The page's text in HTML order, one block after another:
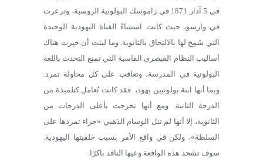
في 5 آذار 1871 في زاموسك البولونية الروسية، وترعرت
في وارسو، حيث كانت استثناءً الفتاة اليهودية الوحيدة
التي سُمِح لها بالالتحاق بالثانوية. وما لبثت أن خبِرت هناك
أساليب النظام القيصري القاسية التي تمنع التحدث باللغة
البولونية في المدرسة، وتعاقب على كل محاولة تمرد.
وبما أنها ابنة بولونيين يهود، فقد كانت تُعامل كتلميذة من
الدرجة الثانية. ومع أنها تخرجت بأعلى الدرجات من
الثانوية، إلا أنها لم تنل الوسام الذهبي «جراء تمردها على
السلطة»، ولكن في واقع الأمر بسبب خلفيتها اليهودية.
سوف تشحذ هذه الواقعة وعيها الناقد باكرًا.